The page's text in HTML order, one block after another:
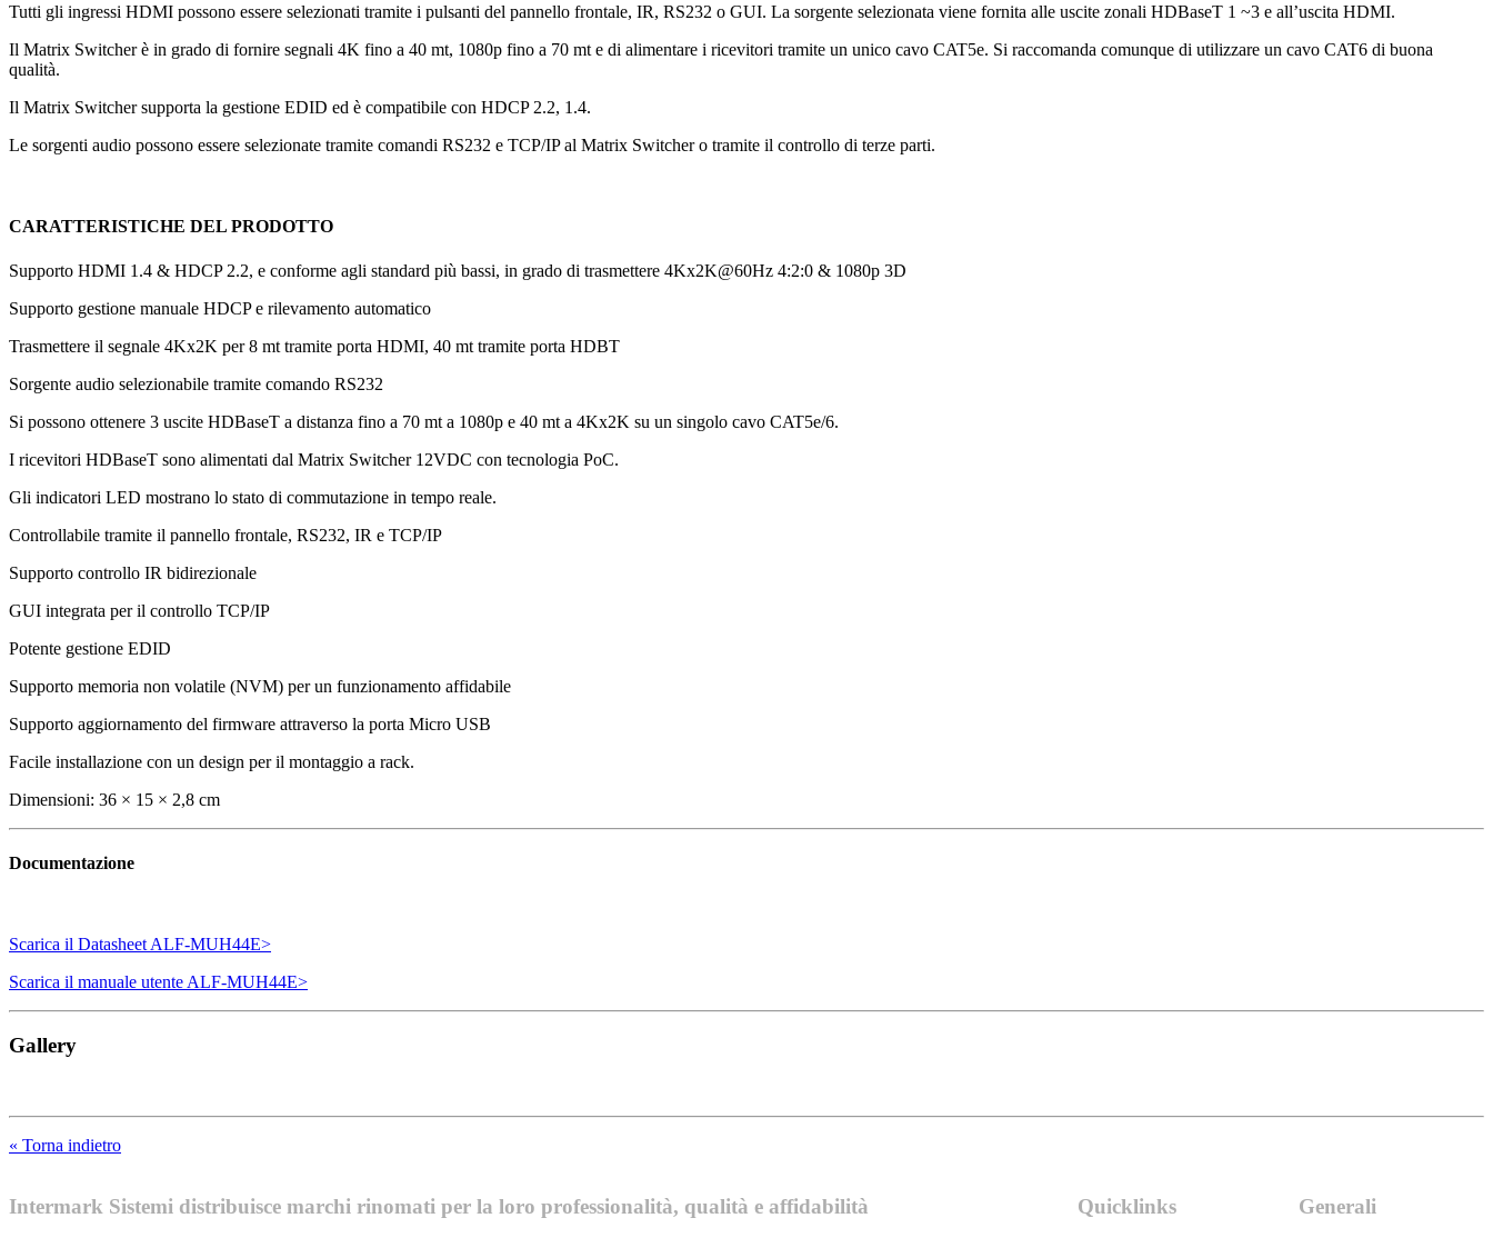
Tutti gli ingressi HDMI possono essere selezionati tramite i pulsanti del pannello frontale, IR, RS232 o GUI. La sorgente selezionata viene fornita alle uscite zonali HDBaseT 1 ~3 e all’uscita HDMI.
Il Matrix Switcher è in grado di fornire segnali 4K fino a 40 mt, 1080p fino a 70 mt e di alimentare i ricevitori tramite un unico cavo CAT5e. Si raccomanda comunque di utilizzare un cavo CAT6 di buona
qualità.
Il Matrix Switcher supporta la gestione EDID ed è compatibile con HDCP 2.2, 1.4.
Le sorgenti audio possono essere selezionate tramite comandi RS232 e TCP/IP al Matrix Switcher o tramite il controllo di terze parti.
CARATTERISTICHE DEL PRODOTTO
Supporto HDMI 1.4 & HDCP 2.2, e conforme agli standard più bassi, in grado di trasmettere 4Kx2K@60Hz 4:2:0 & 1080p 3D
Supporto gestione manuale HDCP e rilevamento automatico
Trasmettere il segnale 4Kx2K per 8 mt tramite porta HDMI, 40 mt tramite porta HDBT
Sorgente audio selezionabile tramite comando RS232
Si possono ottenere 3 uscite HDBaseT a distanza fino a 70 mt a 1080p e 40 mt a 4Kx2K su un singolo cavo CAT5e/6.
I ricevitori HDBaseT sono alimentati dal Matrix Switcher 12VDC con tecnologia PoC.
Gli indicatori LED mostrano lo stato di commutazione in tempo reale.
Controllabile tramite il pannello frontale, RS232, IR e TCP/IP
Supporto controllo IR bidirezionale
GUI integrata per il controllo TCP/IP
Potente gestione EDID
Supporto memoria non volatile (NVM) per un funzionamento affidabile
Supporto aggiornamento del firmware attraverso la porta Micro USB
Facile installazione con un design per il montaggio a rack.
Dimensioni: 36 × 15 × 2,8 cm
Documentazione
Scarica il Datasheet ALF-MUH44E>
Scarica il manuale utente ALF-MUH44E>
Gallery
« Torna indietro
Intermark Sistemi distribuisce marchi rinomati per la loro professionalità, qualità e affidabilità Quicklinks Generali